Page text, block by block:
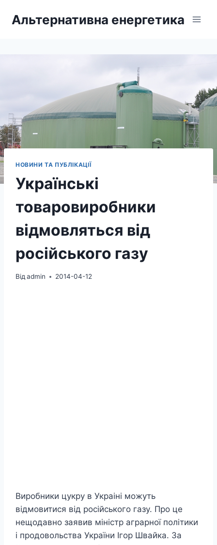
Альтернативна енергетика
НОВИНИ ТА ПУБЛІКАЦІЇ
Українські
товаровиробники
відмовляться від
російського газу
Від admin 2014-04-12
Виробники цукру в Украіні можуть
відмовитися від російського газу. Про це
нещодавно заявив міністр аграрної політики
і продовольства України Ігор Швайка. За